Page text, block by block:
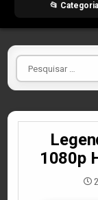
📂
Pesquisar
por
1080p